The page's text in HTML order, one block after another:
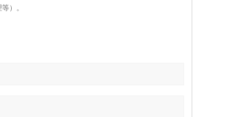
）。